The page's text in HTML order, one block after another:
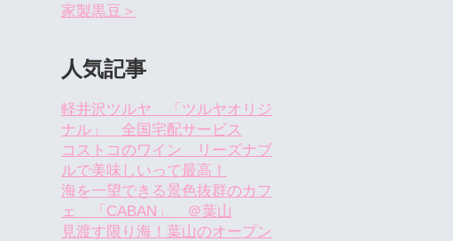
家製黒豆＞
人気記事
軽井沢ツルヤ 「ツルヤオリジ
ナル」 全国宅配サービス
コストコのワイン リーズナブ
ルで美味しいって最高！
海を一望できる景色抜群のカフ
ェ 「CABAN」 ＠葉山
見渡す限り海！葉山のオープン